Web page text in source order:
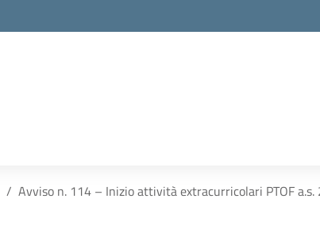
Avviso n. 114 – Inizio attività extracurricolari PTOF a.s.